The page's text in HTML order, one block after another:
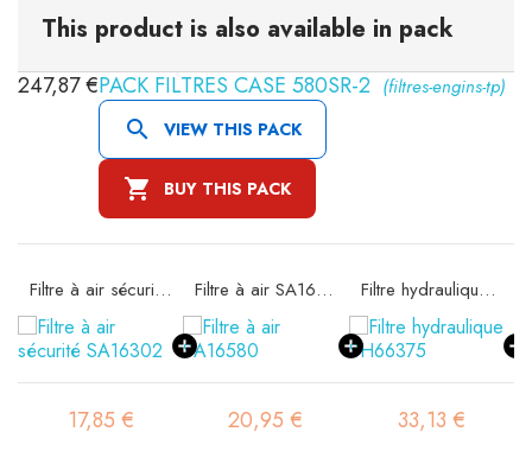
This product is also available in pack
PACK FILTRES CASE 580SR-2 (filtres-engins-tp)
 VIEW THIS PACK
 BUY THIS PACK
247,87 €
Filtre à air sécurité SA16302
17,85 €
Filtre à air SA16580
20,95 €
Filtre hydraulique SH66375
33,13 €